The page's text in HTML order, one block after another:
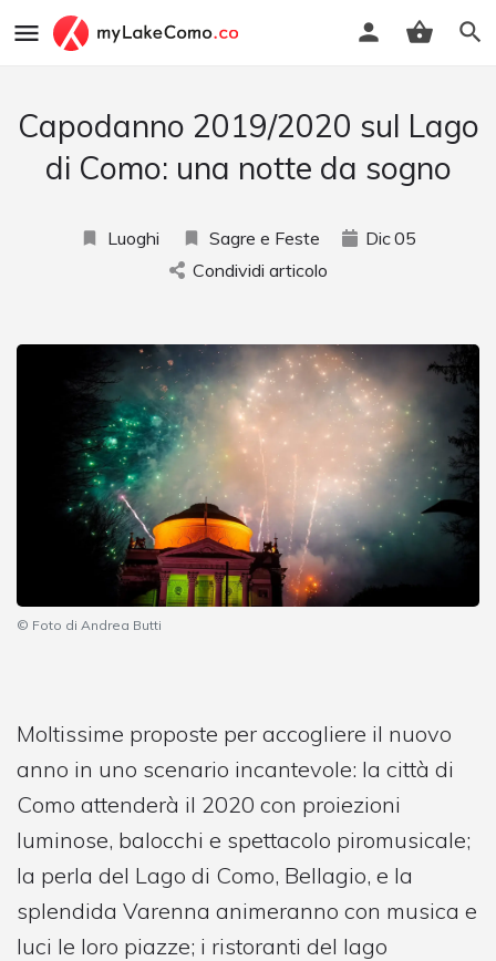
Capodanno 2019/2020 sul Lago
di Como: una notte da sogno
Luoghi Sagre e Feste Dic05
Condividi articolo
© Foto di Andrea Butti
Moltissime proposte per accogliere il nuovo
anno in uno scenario incantevole: la città di
Como attenderà il 2020 con proiezioni
luminose, balocchi e spettacolo piromusicale;
la perla del Lago di Como, Bellagio, e la
splendida Varenna animeranno con musica e
luci le loro piazze; i ristoranti del lago